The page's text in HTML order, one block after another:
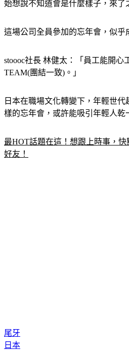
始想說不知道會是什麼樣子，來了
這場公司全員參加的忘年會，似乎
stoooc社長 林健太：「員工能開心
TEAM(團結一致)。」
日本在職場文化轉變下，年輕世
樣的忘年會，或許能吸引年輕人乾
最HOT話題在這！想跟上時事，
好友！
尾牙
日本